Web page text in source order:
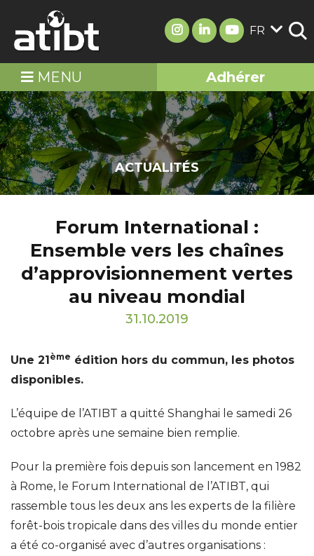
FR
MENU Adhérer
ACTUALITÉS
Forum International :
Ensemble vers les chaînes
d’approvisionnement vertes
au niveau mondial
31.10.2019
Une 21ème édition hors du commun, les photos
disponibles.
L’équipe de l’ATIBT a quitté Shanghai le samedi 26
octobre après une semaine bien remplie.
Pour la première fois depuis son lancement en 1982
à Rome, le Forum International de l’ATIBT, qui
rassemble tous les deux ans les experts de la filière
forêt-bois tropicale dans des villes du monde entier
a été co-organisé avec d’autres organisations :